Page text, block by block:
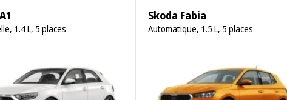
1.4 L, 5 places
Skoda Fabia
Automatique, 1.5 L, 5 places